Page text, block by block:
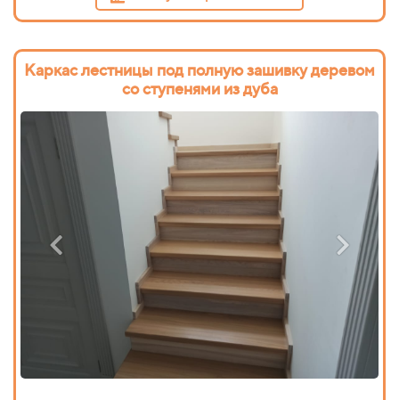
Каркас лестницы под полную зашивку деревом
со ступенями из дуба